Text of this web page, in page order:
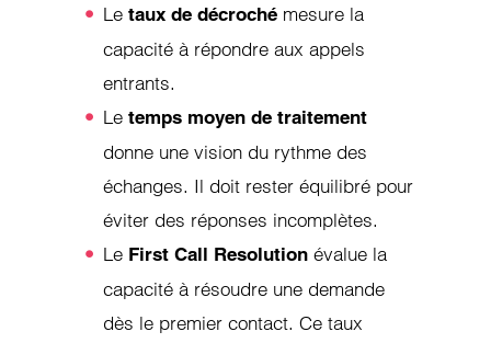
Letaux de décroché mesure la
capacité à répondre aux appels
entrants.
Letemps moyen de traitement
donne une vision du rythme des
échanges. Il doit rester équilibré pour
éviter des réponses incomplètes.
Le First Call Resolution évalue la
capacité à résoudre une demande
dès le premier contact. Ce taux